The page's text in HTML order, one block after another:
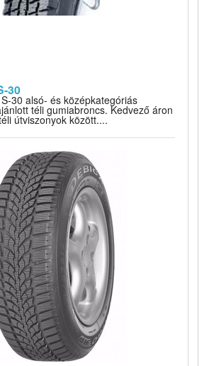
30
30 alsó- és középkategóriás
téli gumiabroncs. Kedvező áron
útviszonyok között....